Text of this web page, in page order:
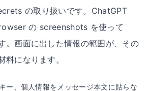
の取り扱いです。ChatGPT
の screenshots を使って
。画面に出した情報の範囲が、その
料になります。
ー、個人情報をメッセージ本文に貼らな